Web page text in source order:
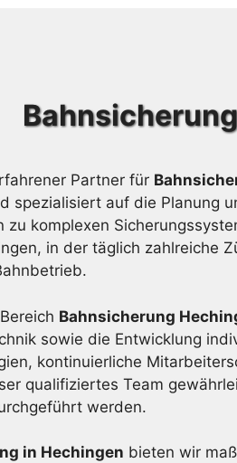
Partner für
spezialisiert auf die Planung
zu komplexen
in der täglich zahlreiche
Bahnsicherung
sowie die Entwicklung
kontinuierliche
qualifiziertes Team
werden.
in Hechingen bieten wir